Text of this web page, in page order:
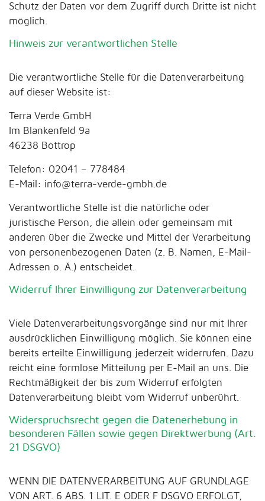
Schutz der Daten vor dem Zugriff durch Dritte ist nicht
möglich.
Hinweis zur verantwortlichen Stelle
Die verantwortliche Stelle für die Datenverarbeitung
auf dieser Website ist:
Terra Verde GmbH
Im Blankenfeld 9a
46238 Bottrop
Telefon: 02041 – 778484
E-Mail: info@terra-verde-gmbh.de
Verantwortliche Stelle ist die natürliche oder
juristische Person, die allein oder gemeinsam mit
anderen über die Zwecke und Mittel der Verarbeitung
von personenbezogenen Daten (z. B. Namen, E-Mail-
Adressen o. Ä.) entscheidet.
Widerruf Ihrer Einwilligung zur Datenverarbeitung
Viele Datenverarbeitungsvorgänge sind nur mit Ihrer
ausdrücklichen Einwilligung möglich. Sie können eine
bereits erteilte Einwilligung jederzeit widerrufen. Dazu
reicht eine formlose Mitteilung per E-Mail an uns. Die
Rechtmäßigkeit der bis zum Widerruf erfolgten
Datenverarbeitung bleibt vom Widerruf unberührt.
Widerspruchsrecht gegen die Datenerhebung in
besonderen Fällen sowie gegen Direktwerbung (Art.
21 DSGVO)
WENN DIE DATENVERARBEITUNG AUF GRUNDLAGE
VON ART. 6 ABS. 1 LIT. E ODER F DSGVO ERFOLGT,